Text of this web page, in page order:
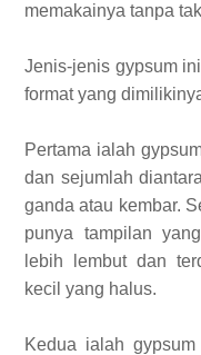
memakainya tanpa
Jenis-jenis gypsum
format yang
Pertama ialah
dan sejumlah
ganda atau kembar.
punya tampilan
lebih lembut dan
kecil yang halus.
Kedua ialah